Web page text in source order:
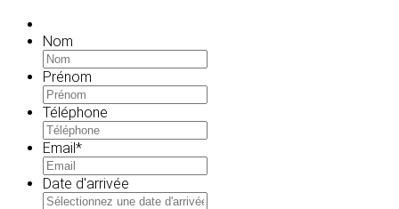
Nom
Prénom
Téléphone
Email*
Date d'arrivée